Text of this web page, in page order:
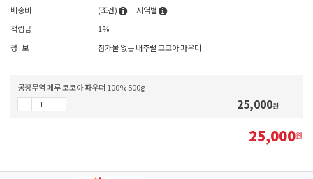
배송비
(조건)
지역별
적립금
1%
정 보
첨가물 없는 내추럴 코코아 파우더
공정무역 페루 코코아 파우더 100% 500g
25,000원
25,000원